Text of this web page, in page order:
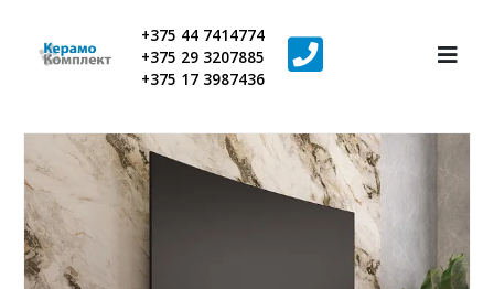
+375 44 7414774
+375 29 3207885
+375 17 3987436